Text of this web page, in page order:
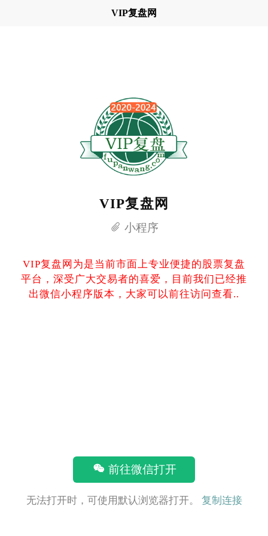
VIP复盘网
VIP复盘网
小程序
VIP复盘网为是当前市面上专业便捷的股票复盘
平台，深受广大交易者的喜爱，目前我们已经推
出微信小程序版本，大家可以前往访问查看..
前往微信打开
无法打开时，可使用默认浏览器打开。 复制连接